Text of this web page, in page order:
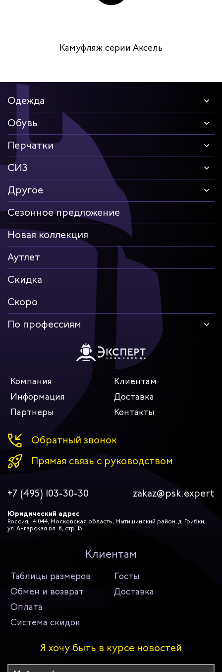
Камуфляж серии Аксель
Одежда
Обувь
Перчатки
СИЗ
Другое
Сезонное предложение
Новая коллекция
Аутлет
Скидка
Скоро
По профессиям
Компания
Клиентам
Информация
Доставка
Партнеры
Контакты
Обратный звонок
Прямая связь с руководством
+7 (495) 103-30-30 zakaz@psk.expert
Юридический адрес
Россия, 141044, Московская область, Мытищинский район, д. Грибки,
ул. Ангарская вл. 8, стр. 15
Клиентам
Таблицы размеров
Госты
Обмен и возврат
Доставка
Оплата
Система скидок
Я хочу быть в курсе новостей